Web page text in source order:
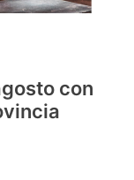
con